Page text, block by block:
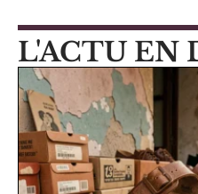
L'ACTU EN